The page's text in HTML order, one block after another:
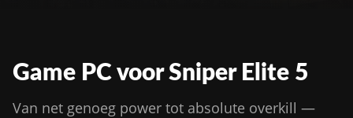
Game PC voor Sniper Elite 5
Van net genoeg power tot absolute overkill —